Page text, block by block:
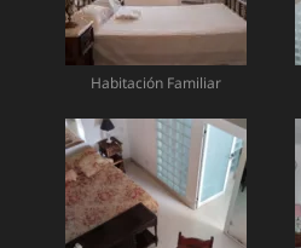
Habitación Familiar